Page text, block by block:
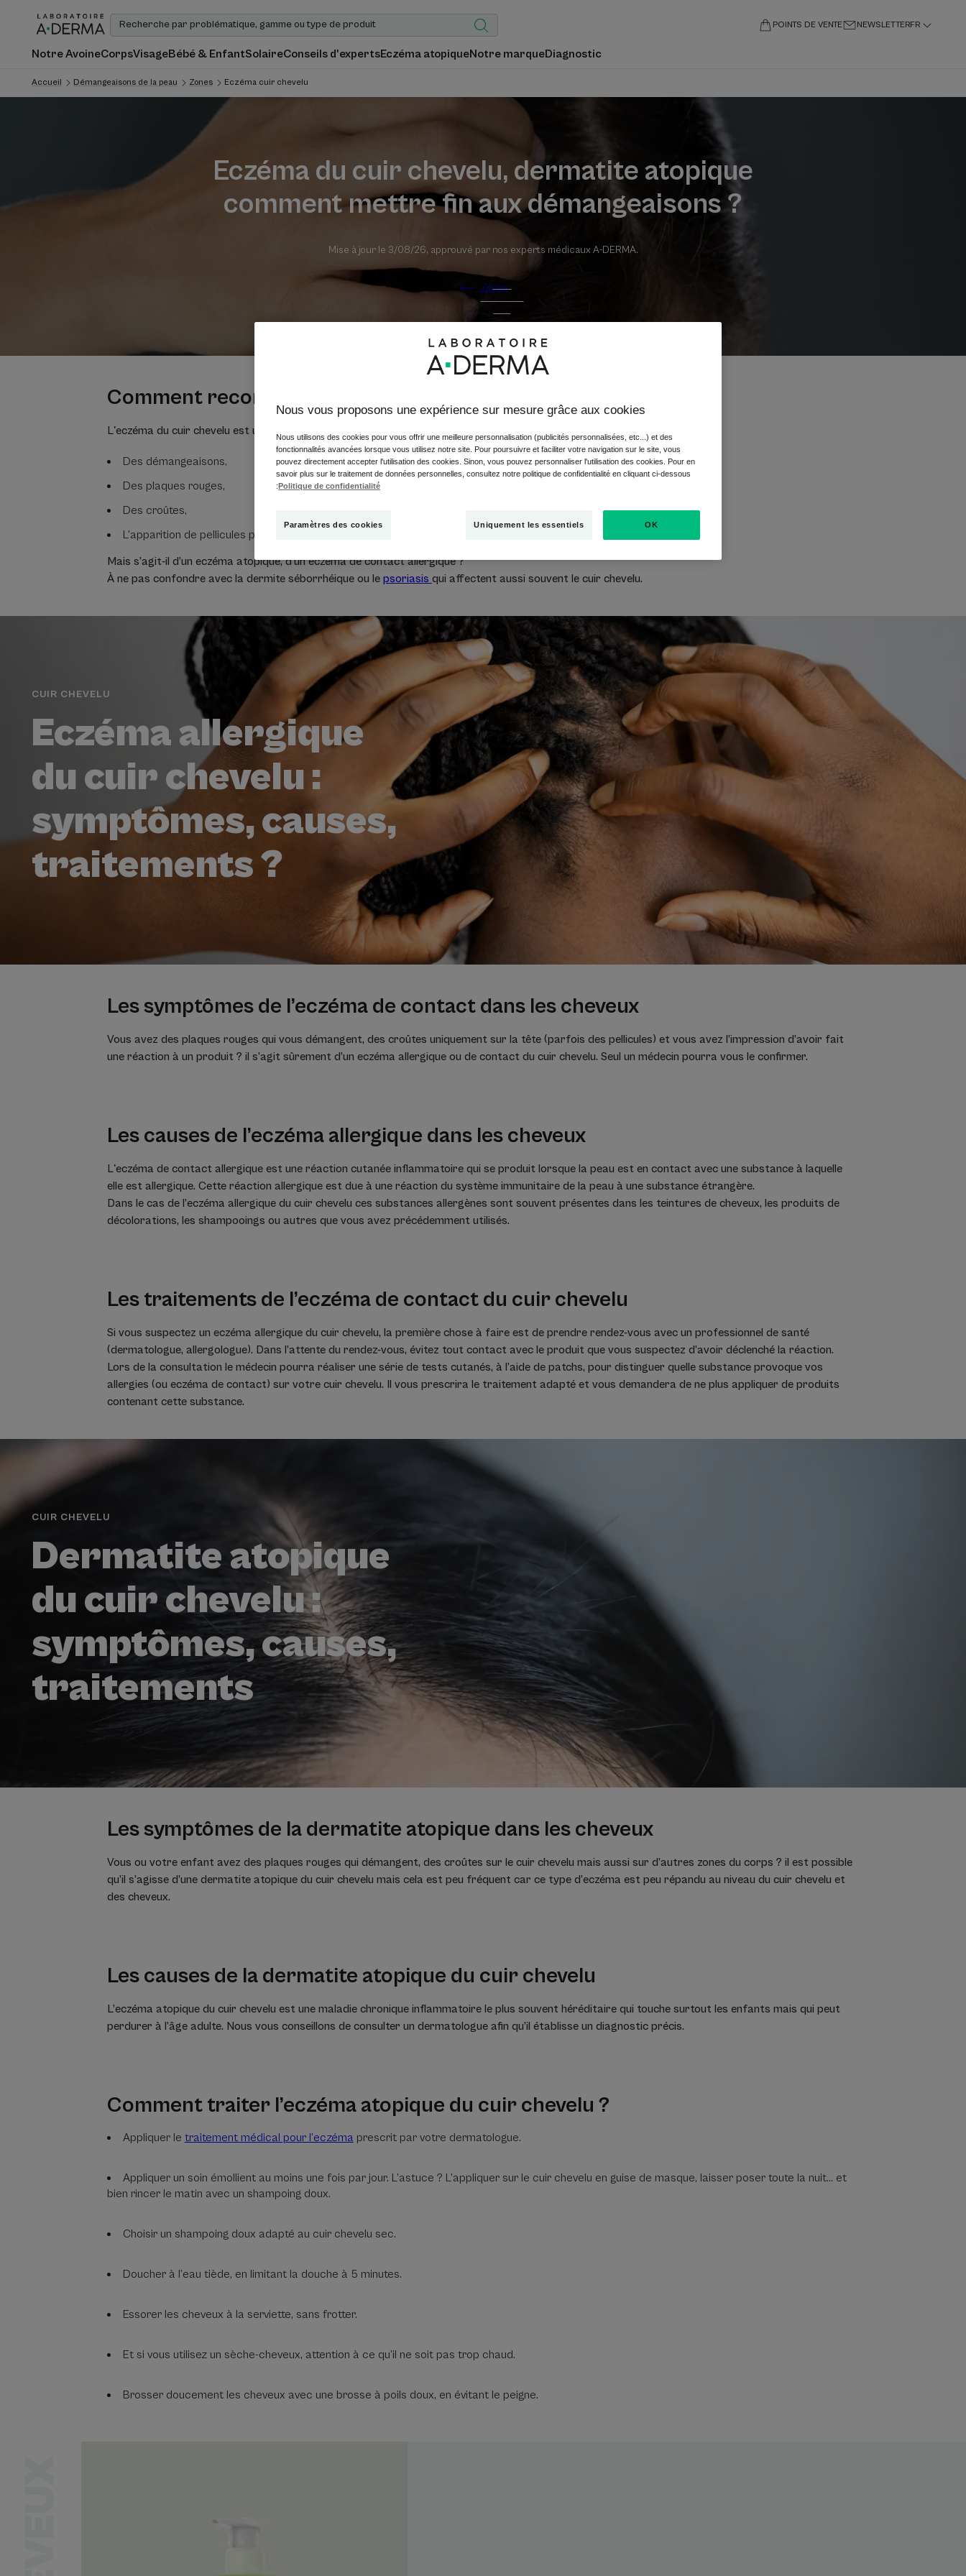
POINTS DE VENTE NEWSLETTERFR
Notre AvoineCorpsVisageBébé & EnfantSolaireConseils d'expertsEczéma atopiqueNotre marqueDiagnostic
Accueil Démangeaisons de la peau Zones Eczéma cuir chevelu
Eczéma du cuir chevelu, dermatite atopique
comment mettre fin aux démangeaisons ?
Mise à jour le 3/08/26, approuvé par nos experts médicaux A-DERMA.
Zones
Comment reconnaître l’eczéma du cuir chevelu ?
L'eczéma du cuir chevelu est une maladie inflammatoire qui se produit sur le cuir chevelu. il se caractérise par :
Des démangeaisons,
Des plaques rouges,
Des croûtes,
L’apparition de pellicules parfois.
Mais s’agit-il d’un eczéma atopique, d’un eczéma de contact allergique ?
À ne pas confondre avec la dermite séborrhéique ou le psoriasis qui affectent aussi souvent le cuir chevelu.
CUIR CHEVELU
Eczéma allergique
du cuir chevelu :
symptômes, causes,
traitements ?
Les symptômes de l’eczéma de contact dans les cheveux
Vous avez des plaques rouges qui vous démangent, des croûtes uniquement sur la tête (parfois des pellicules) et vous avez l’impression d’avoir fait
une réaction à un produit ? il s’agit sûrement d’un eczéma allergique ou de contact du cuir chevelu. Seul un médecin pourra vous le confirmer.
Les causes de l’eczéma allergique dans les cheveux
L'eczéma de contact allergique est une réaction cutanée inflammatoire qui se produit lorsque la peau est en contact avec une substance à laquelle
elle est allergique. Cette réaction allergique est due à une réaction du système immunitaire de la peau à une substance étrangère.
Dans le cas de l’eczéma allergique du cuir chevelu ces substances allergènes sont souvent présentes dans les teintures de cheveux, les produits de
décolorations, les shampooings ou autres que vous avez précédemment utilisés.
Les traitements de l’eczéma de contact du cuir chevelu
Si vous suspectez un eczéma allergique du cuir chevelu, la première chose à faire est de prendre rendez-vous avec un professionnel de santé
(dermatologue, allergologue). Dans l’attente du rendez-vous, évitez tout contact avec le produit que vous suspectez d’avoir déclenché la réaction.
Lors de la consultation le médecin pourra réaliser une série de tests cutanés, à l’aide de patchs, pour distinguer quelle substance provoque vos
allergies (ou eczéma de contact) sur votre cuir chevelu. Il vous prescrira le traitement adapté et vous demandera de ne plus appliquer de produits
contenant cette substance.
CUIR CHEVELU
Dermatite atopique
du cuir chevelu :
symptômes, causes,
traitements
Les symptômes de la dermatite atopique dans les cheveux
Vous ou votre enfant avez des plaques rouges qui démangent, des croûtes sur le cuir chevelu mais aussi sur d’autres zones du corps ? il est possible
qu’il s’agisse d’une dermatite atopique du cuir chevelu mais cela est peu fréquent car ce type d’eczéma est peu répandu au niveau du cuir chevelu et
des cheveux.
Les causes de la dermatite atopique du cuir chevelu
L’eczéma atopique du cuir chevelu est une maladie chronique inflammatoire le plus souvent héréditaire qui touche surtout les enfants mais qui peut
perdurer à l’âge adulte. Nous vous conseillons de consulter un dermatologue afin qu’il établisse un diagnostic précis.
Comment traiter l’eczéma atopique du cuir chevelu ?
Appliquer le traitement médical pour l’eczéma prescrit par votre dermatologue.
Appliquer un soin émollient au moins une fois par jour. L’astuce ? L’appliquer sur le cuir chevelu en guise de masque, laisser poser toute la nuit… et
bien rincer le matin avec un shampoing doux.
Choisir un shampoing doux adapté au cuir chevelu sec.
Doucher à l’eau tiède, en limitant la douche à 5 minutes.
Essorer les cheveux à la serviette, sans frotter.
Et si vous utilisez un sèche-cheveux, attention à ce qu’il ne soit pas trop chaud.
Brosser doucement les cheveux avec une brosse à poils doux, en évitant le peigne.
Nous vous proposons une expérience sur mesure grâce aux cookies
Nous utilisons des cookies pour vous offrir une meilleure personnalisation (publicités personnalisées, etc...) et des
fonctionnalités avancées lorsque vous utilisez notre site. Pour poursuivre et faciliter votre navigation sur le site, vous
pouvez directement accepter l'utilisation des cookies. Sinon, vous pouvez personnaliser l'utilisation des cookies. Pour en
savoir plus sur le traitement de données personnelles, consultez notre politique de confidentialité en cliquant ci-dessous
: Politique de confidentialité
Paramètres des cookies Uniquement les essentiels OK